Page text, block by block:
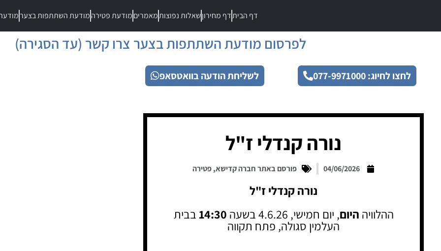
דף הביתדף מחירוןשאלות נפוצותמאמריםמודעת פטירהמודעת השתתפות בצער
לפרסום מודעת השתתפות בצער צרו קשר (עד הסגירה)
לחצו לחיוג: 077-9971000 לשליחת הודעה בוואטסאפ
נורה קנדלי ז"ל
04/06/2026 פורסם באתר חברה קדישא,פטירה
נורה קנדלי ז"ל
ההלוויה היום, יום חמישי, 4.6.26 בשעה 14:30 בבית
העלמין סגולה, פתח תקווה